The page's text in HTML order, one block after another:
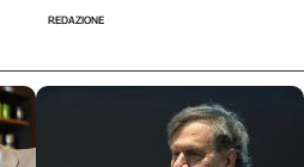
REDAZIONE